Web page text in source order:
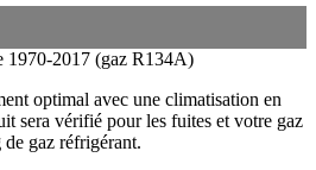
1970-2017 (gaz R134A)
optimal avec une climatisation en
sera vérifié pour les fuites et votre gaz
de gaz réfrigérant.